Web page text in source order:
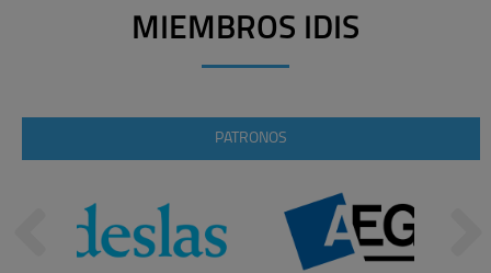
MIEMBROS IDIS
PATRONOS